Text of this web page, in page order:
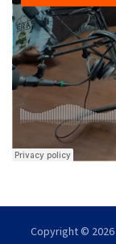
Copyright © 2026